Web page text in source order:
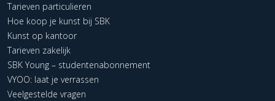
Tarieven particulieren
Hoe koop je kunst bij SBK
Kunst op kantoor
Tarieven zakelijk
SBK Young – studentenabonnement
VYOO: laat je verrassen
Veelgestelde vragen